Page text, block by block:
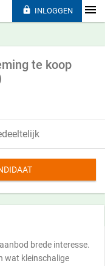
te koop
brede interesse.
wat kleinschalige
 INLOGGEN